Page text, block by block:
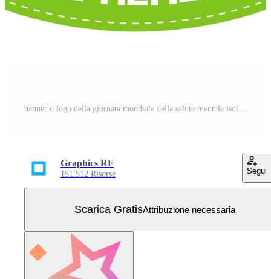
banner o logo della giornata mondiale della salute mentale isolato su sfondo bianco Vettore Gratuito
Graphics RF
151.512 Risorse Segui
Scarica GratisAttribuzione necessaria